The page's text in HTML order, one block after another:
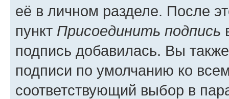
её в личном разделе. После
пункт Присоединить подпись
подпись добавилась. Вы
подписи по умолчанию ко
соответствующий выбор в